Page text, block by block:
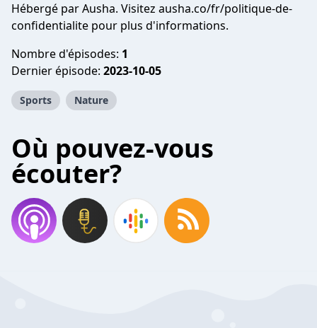
Hébergé par Ausha. Visitez ausha.co/fr/politique-de-
confidentialite pour plus d'informations.
Nombre d'épisodes: 1
Dernier épisode: 2023-10-05
Sports Nature
Où pouvez-vous
écouter?